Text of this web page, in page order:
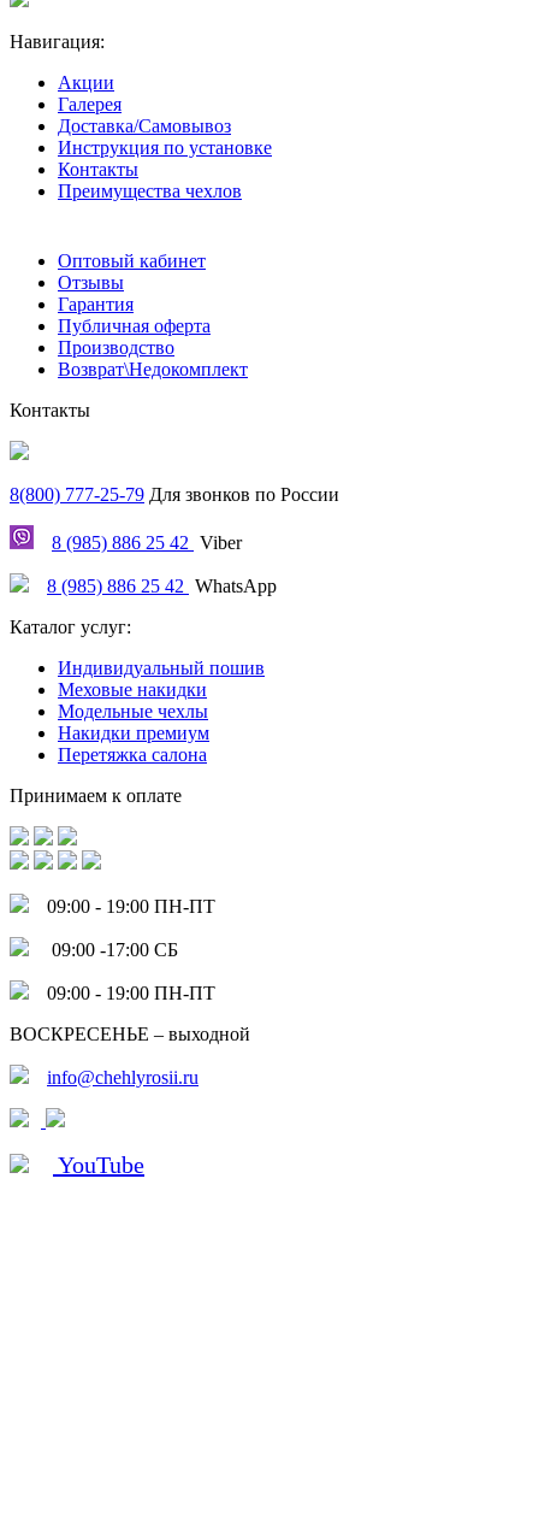
Навигация:
Акции
Галерея
Доставка/Самовывоз
Инструкция по установке
Контакты
Преимущества чехлов
Оптовый кабинет
Отзывы
Гарантия
Публичная оферта
Производство
Возврат\Недокомплект
Контакты
8(800) 777-25-79 Для звонков по России
8 (985) 886 25 42 Viber
8 (985) 886 25 42 WhatsApp
Каталог услуг:
Индивидуальный пошив
Меховые накидки
Модельные чехлы
Накидки премиум
Перетяжка салона
Принимаем к оплате
09:00 - 19:00 ПН-ПТ
09:00 -17:00 СБ
09:00 - 19:00 ПН-ПТ
ВОСКРЕСЕНЬЕ – выходной
info@chehlyrosii.ru
YouTube